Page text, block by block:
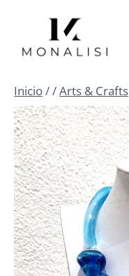
contenido
Inicio//Arts & Crafts